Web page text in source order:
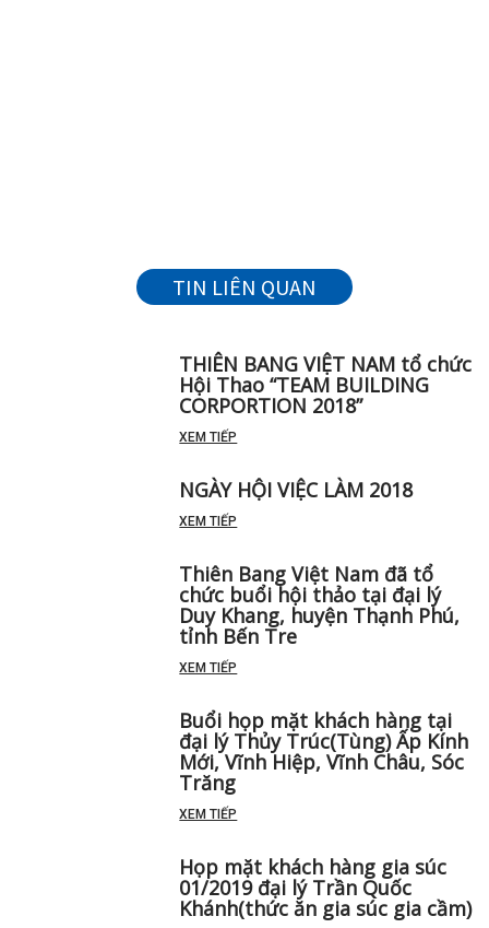
TIN LIÊN QUAN
THIÊN BANG VIỆT NAM tổ chức
Hội Thao “TEAM BUILDING
CORPORTION 2018”
XEM TIẾP
NGÀY HỘI VIỆC LÀM 2018
XEM TIẾP
Thiên Bang Việt Nam đã tổ
chức buổi hội thảo tại đại lý
Duy Khang, huyện Thạnh Phú,
tỉnh Bến Tre
XEM TIẾP
Buổi họp mặt khách hàng tại
đại lý Thủy Trúc(Tùng) Ấp Kính
Mới, Vĩnh Hiệp, Vĩnh Châu, Sóc
Trăng
XEM TIẾP
Họp mặt khách hàng gia súc
01/2019 đại lý Trần Quốc
Khánh(thức ăn gia súc gia cầm)